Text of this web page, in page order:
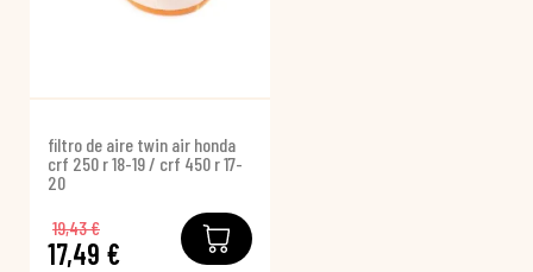
filtro de aire twin air honda
crf 250 r 18-19 / crf 450 r 17-
20
17,49 €
19,43 €